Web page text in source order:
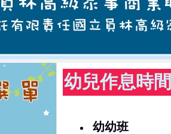
幼兒作息時
幼幼班